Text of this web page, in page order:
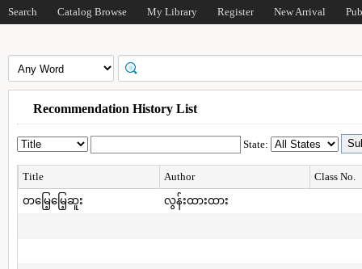
Search Catalog Browse My Library Register New Arrival
Recommendation History List
State:
Title Author
Class No.
တမြေ့မြေ့ဆူး
လွန်းထားထား